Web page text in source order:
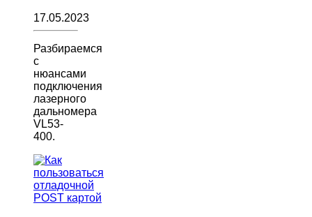
17.05.2023
Разбираемся
с
нюансами
подключения
лазерного
дальномера
VL53-
400.